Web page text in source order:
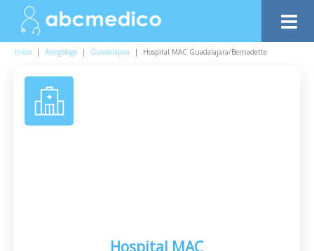
Inicio | Alergólogo | Guadalajara | Hospital MAC Guadalajara/Bernadette
Hospital MAC